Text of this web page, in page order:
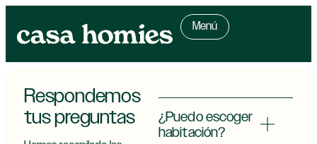
Menú
Respondemos
tus preguntas
¿Puedo escoger
habitación?